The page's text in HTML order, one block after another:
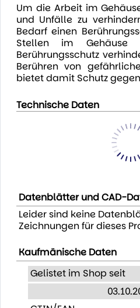
Um die Arbeit im
und Unfälle zu
Bedarf einen
Stellen im Gehäuse
Berührungsschutz
Berühren von
bietet damit Schutz
Technische Daten
Datenblätter und CAD-
Leider sind keine
Zeichnungen für dieses
Kaufmänische Daten
Gelistet im Shop seit